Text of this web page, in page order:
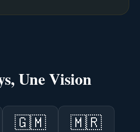
Une Vision
🇬🇲 🇲🇷